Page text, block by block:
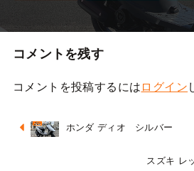
コメントを残す
コメントを投稿するには ログイン
ホンダ ディオ シルバー
スズキ レ